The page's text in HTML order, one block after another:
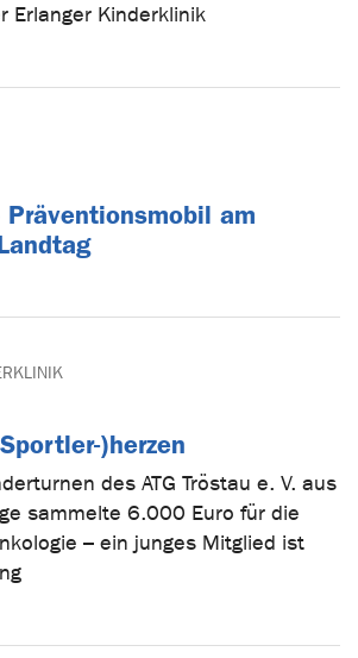
Erlanger Kinderklinik
Präventionsmobil am
)herzen
des ATG Tröstau e. V. aus
sammelte 6.000 Euro für die
– ein junges Mitglied ist